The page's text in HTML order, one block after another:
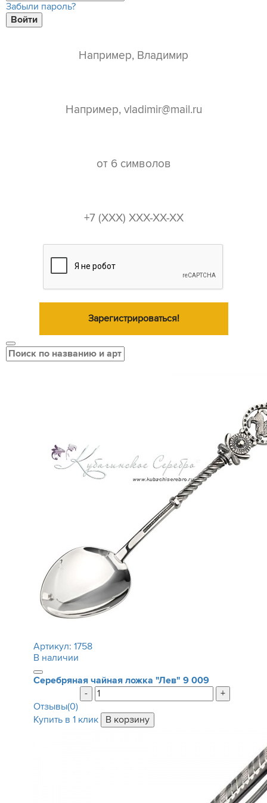
Забыли пароль?
Войти
Зарегистрироваться!
Артикул: 1758
В наличии
Серебряная чайная ложка "Лев" 9 009
-
+
Отзывы(0)
Купить в 1 клик